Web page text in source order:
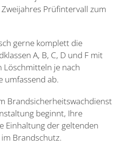
Prüfintervall zum
gerne komplett die
A, B, C, D und F mit
Löschmitteln je nach
umfassend ab.
Brandsicherheitswachdienst
beginnt, Ihre
Einhaltung der geltenden
Brandschutz.